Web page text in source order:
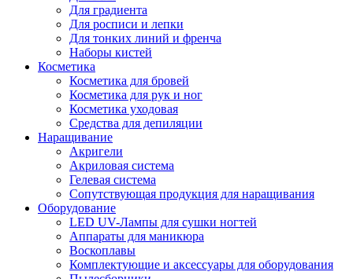
Для градиента
Для росписи и лепки
Для тонких линий и френча
Наборы кистей
Косметика
Косметика для бровей
Косметика для рук и ног
Косметика уходовая
Средства для депиляции
Наращивание
Акригели
Акриловая система
Гелевая система
Сопутствующая продукция для наращивания
Оборудование
LED UV-Лампы для сушки ногтей
Аппараты для маникюра
Воскоплавы
Комплектующие и аксессуары для оборудования